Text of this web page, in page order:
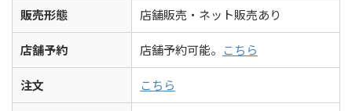
販売形態 店舗販売・ネット販売あり
店舗予約 店舗予約可能。 こちら
注文 こちら